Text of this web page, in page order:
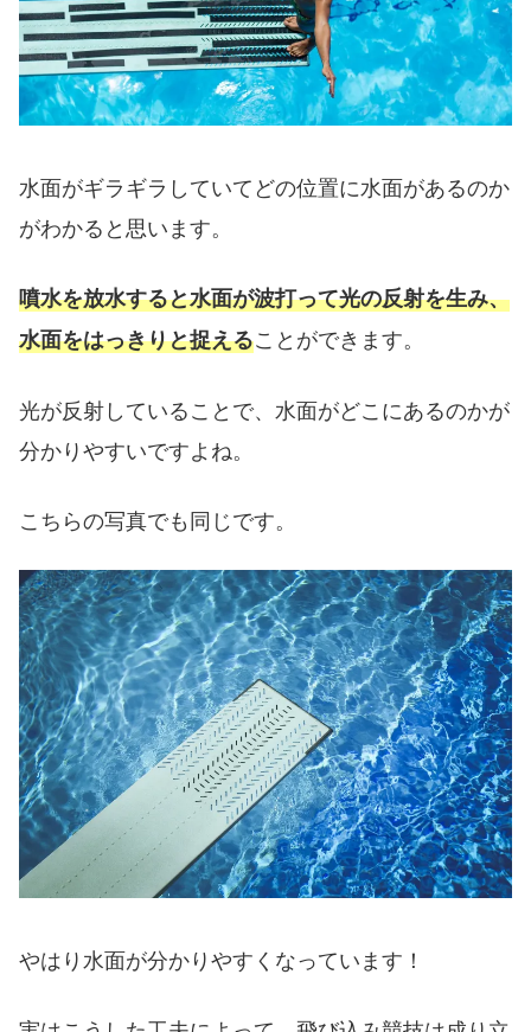
水面がギラギラしていてどの位置に水面があるのか
がわかると思います。
噴水を放水すると水面が波打って光の反射を生み、
水面をはっきりと捉えることができます。
光が反射していることで、水面がどこにあるのかが
分かりやすいですよね。
こちらの写真でも同じです。
やはり水面が分かりやすくなっています！